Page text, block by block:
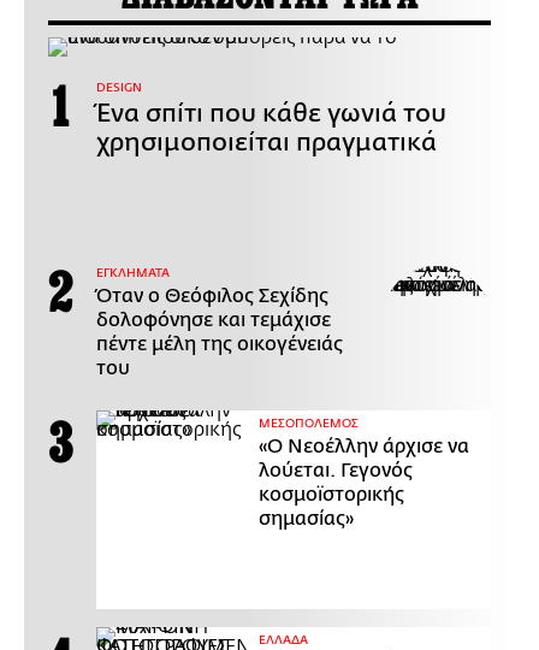
DESIGN
Ένα σπίτι που κάθε γωνιά του
χρησιμοποιείται πραγματικά
ΕΓΚΛΗΜΑΤΑ
Όταν ο Θεόφιλος Σεχίδης
δολοφόνησε και τεμάχισε
πέντε μέλη της οικογένειάς
του
ΜΕΣΟΠΟΛΕΜΟΣ
«Ο Νεοέλλην άρχισε να
λούεται. Γεγονός
κοσμοϊστορικής
σημασίας»
ΕΛΛΑΔΑ